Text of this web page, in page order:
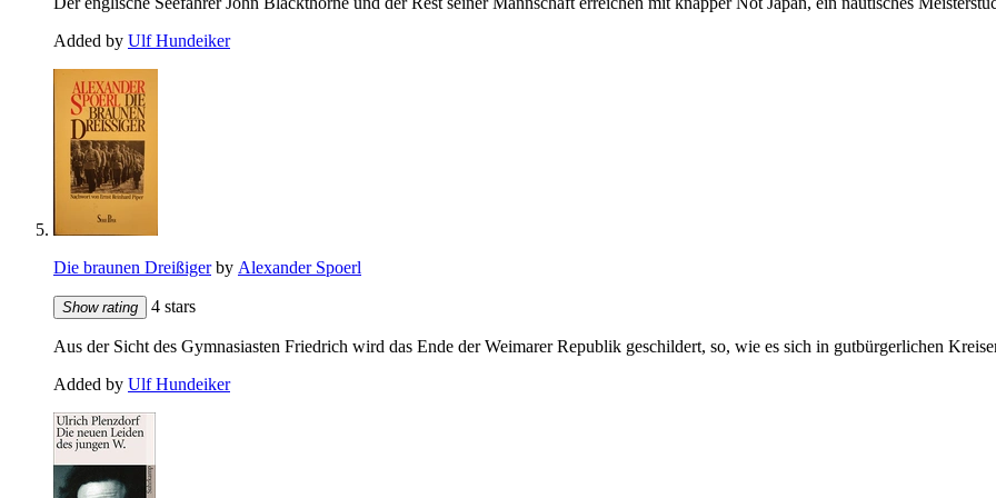
Added by Ulf Hundeiker
Die braunen Dreißigerby Alexander Spoerl
Show rating 4 stars
Aus der Sicht des Gymnasiasten Friedrich wird das Ende der Weimarer Republik geschildert, so, wie es sich in gutbürgerlichen
Added by Ulf Hundeiker